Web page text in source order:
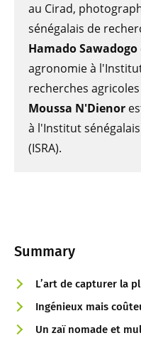
Summary
L’art de capturer la
Ingénieux mais
Un zaï nomade et
au Cirad,
sénégalais de
Hamado Sawadogo
agronomie à
recherches agricoles
Moussa N'Dienor
à l'Institut
(ISRA).